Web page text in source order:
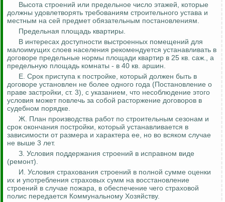
Высота строений или предельное число этажей, которые
должны удовлетворять требованиям строительного устава и
местным на сей предмет обязательным постановлениям.
Предельная площадь квартиры.
В интересах доступности выстроенных помещений для
малоимущих слоев населения рекомендуется устанавливать в
договоре предельные нормы площади квартир в 25 кв. саж., а
предельную площадь комнаты - в 40 кв. аршин.
Е. Срок приступа к постройке, который должен быть в
договоре установлен не более одного года (Постановление о
праве застройки, ст. 3), с указанием, что несоблюдение этого
условия может повлечь за собой расторжение договоров в
судебном порядке.
Ж. План производства работ по строительным сезонам и
срок окончания постройки, который устанавливается в
зависимости от размера и характера ее, но во всяком случае
не выше 3 лет.
З. Условия поддержания строений в исправном виде
(ремонт).
И. Условия страхования строений в полной сумме оценки
их и употребления страховых сумм на восстановление
строений в случае пожара, в обеспечение чего страховой
полис передается Коммунальному Хозяйству.